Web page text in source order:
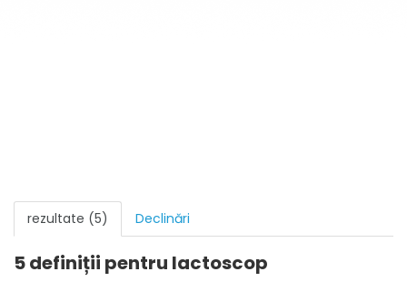
rezultate (5) Declinări
5 definiții pentru lactoscop